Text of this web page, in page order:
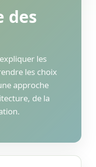
des
les
les choix
approche
de la